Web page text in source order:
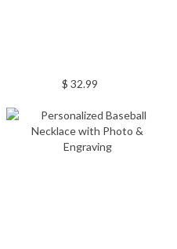
$ 32.99